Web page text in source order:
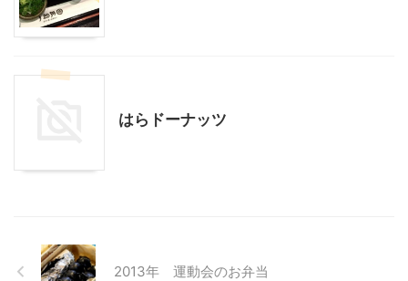
はらドーナッツ
2013年 運動会のお弁当